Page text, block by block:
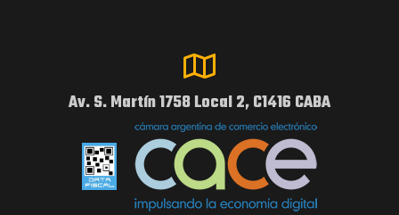
Av. S. Martín 1758 Local 2, C1416 CABA